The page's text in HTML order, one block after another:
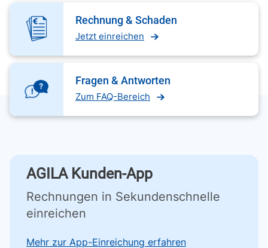
Rechnung & Schaden
Jetzt einreichen
Fragen & Antworten
Zum FAQ-Bereich
AGILA Kunden-App
Rechnungen in Sekundenschnelle
einreichen
Mehr zur App-Einreichung erfahren